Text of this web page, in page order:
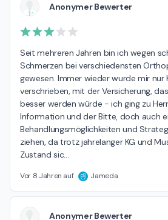
Anonymer Bewerter
Seit mehreren Jahren bin ich wegen
Schmerzen bei verschiedensten
gewesen. Immer wieder wurde mir nur
verschrieben, mit der Versicherung,
besser werden würde - ich ging zu
Information und der Bitte, doch auch
Behandlungsmöglichkeiten und
ziehen, da trotz jahrelanger KG und
Zustand sic…
Vor 8 Jahren auf Jameda
Anonymer Bewerter